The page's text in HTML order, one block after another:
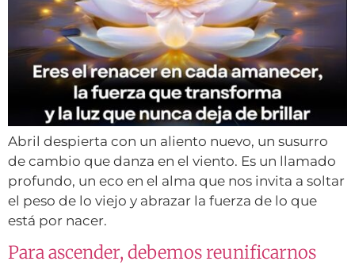
Abril despierta con un aliento nuevo, un susurro
de cambio que danza en el viento. Es un llamado
profundo, un eco en el alma que nos invita a soltar
el peso de lo viejo y abrazar la fuerza de lo que
está por nacer.
Para ascender, debemos reunificarnos